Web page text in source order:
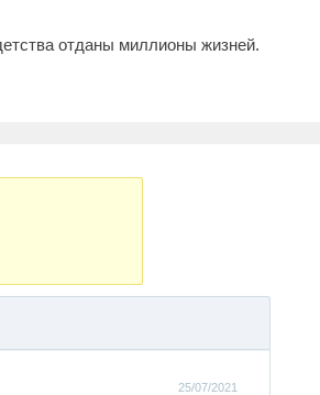
отданы миллионы жизней.
25/07/2021